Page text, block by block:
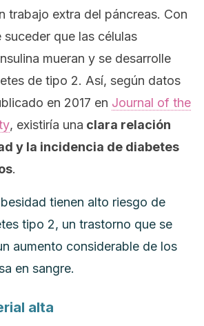
trabajo extra del páncreas. Con
que las células
mueran y se desarrolle
de tipo 2. Así, según datos
en 2017 en Journal of the
, existiría una clara relación
y la incidencia de diabetes
.
tienen alto riesgo de
tipo 2, un trastorno que se
aumento considerable de los
en sangre.
alta